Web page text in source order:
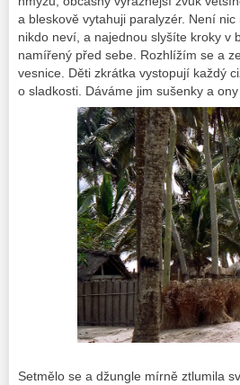
a bleskově vytahuji paralyzér. Není
nikdo neví, a najednou slyšíte kroky v
namířený před sebe. Rozhlížím se a
vesnice. Děti zkrátka vystopují každý
o sladkosti. Dáváme jim sušenky a
Setmělo se a džungle mírně ztlumila